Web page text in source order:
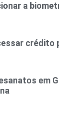
a
crédito
em